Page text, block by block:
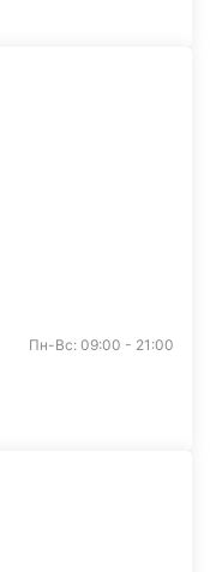
Пн-Вс: 09:00 - 21:00